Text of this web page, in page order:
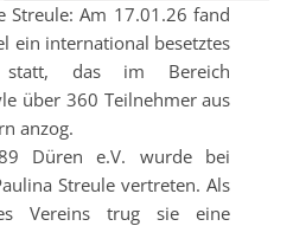
Streule: Am 17.01.26 fand
ein international besetztes
statt, das im Bereich
über 360 Teilnehmer aus
anzog.
Düren e.V. wurde bei
Streule vertreten. Als
Vereins trug sie eine